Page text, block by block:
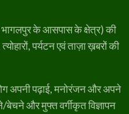
भागलपुर के आसपास के क्षेत्र) की
पर्यटन एवं ताज़ा ख़बरों की
अपनी पढ़ाई, मनोरंजन और अपने
बेचने और मुफ्त वर्गीकृत विज्ञापन